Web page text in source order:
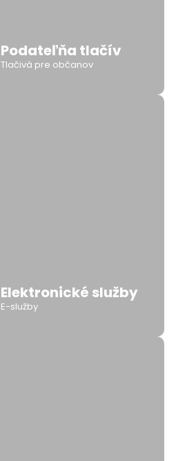
Podateľňa tlačív
Tlačivá pre občanov
Elektronické služby
E-služby